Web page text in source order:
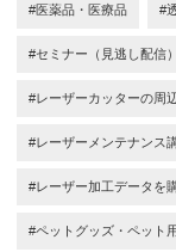
#医薬品・医療品 #
#セミナー（見逃し配信）
#レーザーカッターの周
#レーザーメンテナンス
#レーザー加工データを
#ペットグッズ・ペット